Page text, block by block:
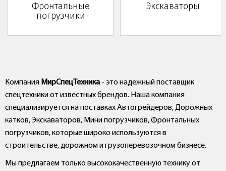
Фронтальные
погрузчики
Экскаваторы
Компания МирСпецТехника - это надежный поставщик
спецтехники от известных брендов. Наша компания
специализируется на поставках Автогрейдеров, Дорожных
катков, Экскаваторов, Мини погрузчиков, Фронтальных
погрузчиков, которые широко используются в
строительстве, дорожном и грузоперевозочном бизнесе.
Мы предлагаем только высококачественную технику от